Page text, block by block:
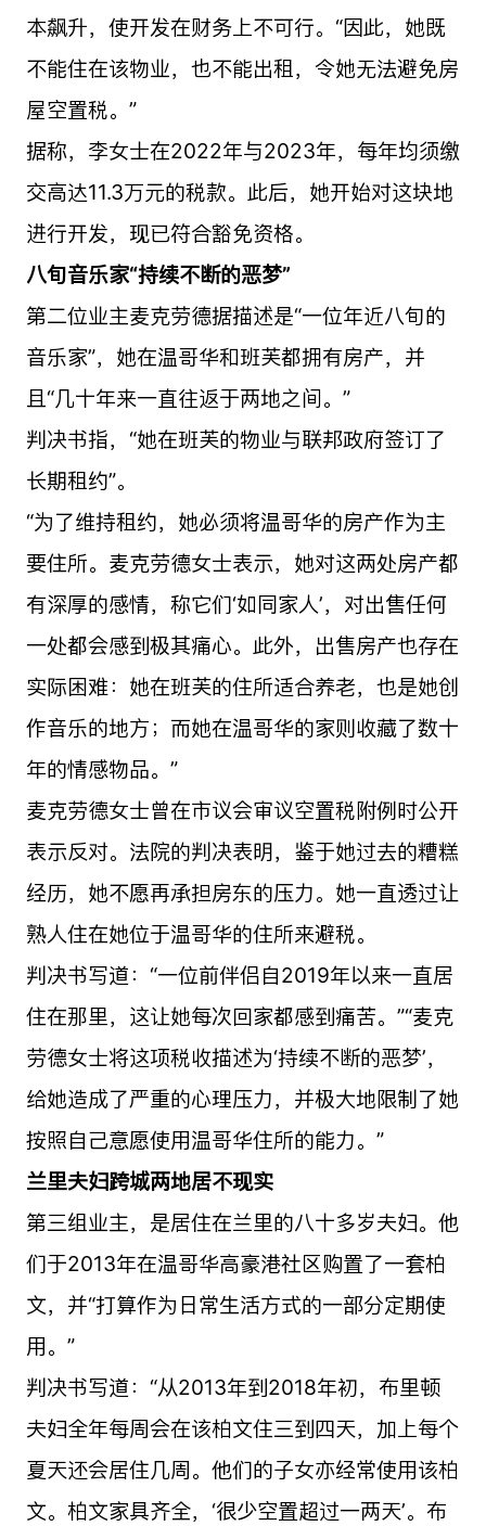
本飙升，使开发在财务上不可行。“因此，她既
不能住在该物业，也不能出租，令她无法避免房
屋空置税。”
据称，李女士在2022年与2023年，每年均须缴
交高达11.3万元的税款。此后，她开始对这块地
进行开发，现已符合豁免资格。
八旬音乐家“持续不断的恶梦”
第二位业主麦克劳德据描述是“一位年近八旬的
音乐家”，她在温哥华和班芙都拥有房产，并
且“几十年来一直往返于两地之间。”
判决书指，“她在班芙的物业与联邦政府签订了
长期租约”。
“为了维持租约，她必须将温哥华的房产作为主
要住所。麦克劳德女士表示，她对这两处房产都
有深厚的感情，称它们‘如同家人’，对出售任何
一处都会感到极其痛心。此外，出售房产也存在
实际困难：她在班芙的住所适合养老，也是她创
作音乐的地方；而她在温哥华的家则收藏了数十
年的情感物品。”
麦克劳德女士曾在市议会审议空置税附例时公开
表示反对。法院的判决表明，鉴于她过去的糟糕
经历，她不愿再承担房东的压力。她一直透过让
熟人住在她位于温哥华的住所来避税。
判决书写道：“一位前伴侣自2019年以来一直居
住在那里，这让她每次回家都感到痛苦。”“麦克
劳德女士将这项税收描述为‘持续不断的恶梦’，
给她造成了严重的心理压力，并极大地限制了她
按照自己意愿使用温哥华住所的能力。”
兰里夫妇跨城两地居不现实
第三组业主，是居住在兰里的八十多岁夫妇。他
们于2013年在温哥华高豪港社区购置了一套柏
文，并“打算作为日常生活方式的一部分定期使
用。”
判决书写道：“从2013年到2018年初，布里顿
夫妇全年每周会在该柏文住三到四天，加上每个
夏天还会居住几周。他们的子女亦经常使用该柏
文。柏文家具齐全，‘很少空置超过一两天’。布